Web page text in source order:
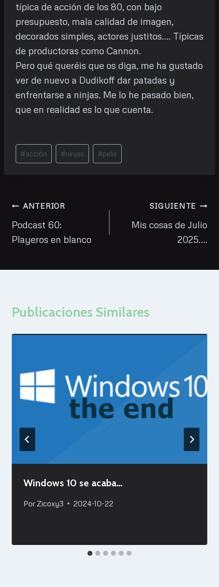
típica de acción de los 80, con bajo
presupuesto, mala calidad de imagen,
decorados simples, actores justitos…. Típicas
de productoras como Cannon.
Pero qué queréis que os diga, me ha gustado
ver de nuevo a Dudikoff dar patadas y
enfrentarse a ninjas. Me lo he pasado bien,
que en realidad es lo que cuenta.
Etiquetas
de
#acción #ninjas #pelis
Navegación
de
entradas
ANTERIOR
Podcast 60:
Playeros en blanco
SIGUIENTE
Mis cosas de Julio
2025….
Publicaciones Similares
Windows 10 se acaba…
Por Zicoxy3 2024-10-22